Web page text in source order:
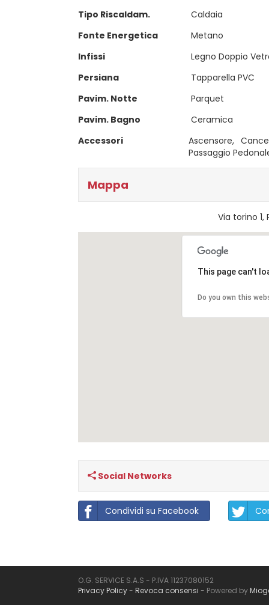
Tipo Riscaldam.
Caldaia
Fonte Energetica
Metano
Infissi
Legno Doppio
Persiana
Tapparella PVC
Pavim. Notte
Parquet
Pavim. Bagno
Ceramica
Accessori
Ascensore,
Passaggio
Mappa
Via torino
This page can't
Do you own this
Social Networks
Condividi su Facebook
O.G. SERVICE S.A.S - P.IVA 11237080152
Privacy Policy- Revoca consensi - Powered by